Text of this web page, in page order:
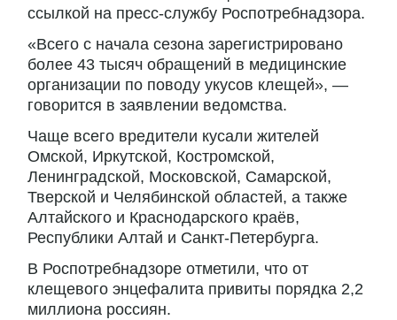
ссылкой на пресс-службу Роспотребнадзора.
«Всего с начала сезона зарегистрировано
более 43 тысяч обращений в медицинские
организации по поводу укусов клещей», —
говорится в заявлении ведомства.
Чаще всего вредители кусали жителей
Омской, Иркутской, Костромской,
Ленинградской, Московской, Самарской,
Тверской и Челябинской областей, а также
Алтайского и Краснодарского краёв,
Республики Алтай и Санкт-Петербурга.
В Роспотребнадзоре отметили, что от
клещевого энцефалита привиты порядка 2,2
миллиона россиян.